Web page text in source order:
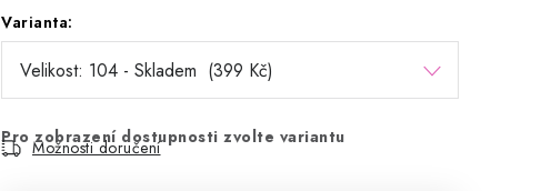
Varianta:
Pro zobrazení dostupnosti zvolte variantu
Možnosti doručení